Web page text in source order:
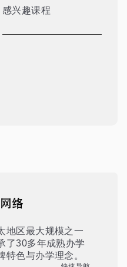
感兴趣课程
地区最大规模之一
了30多年成熟办学
特色与办学理念。